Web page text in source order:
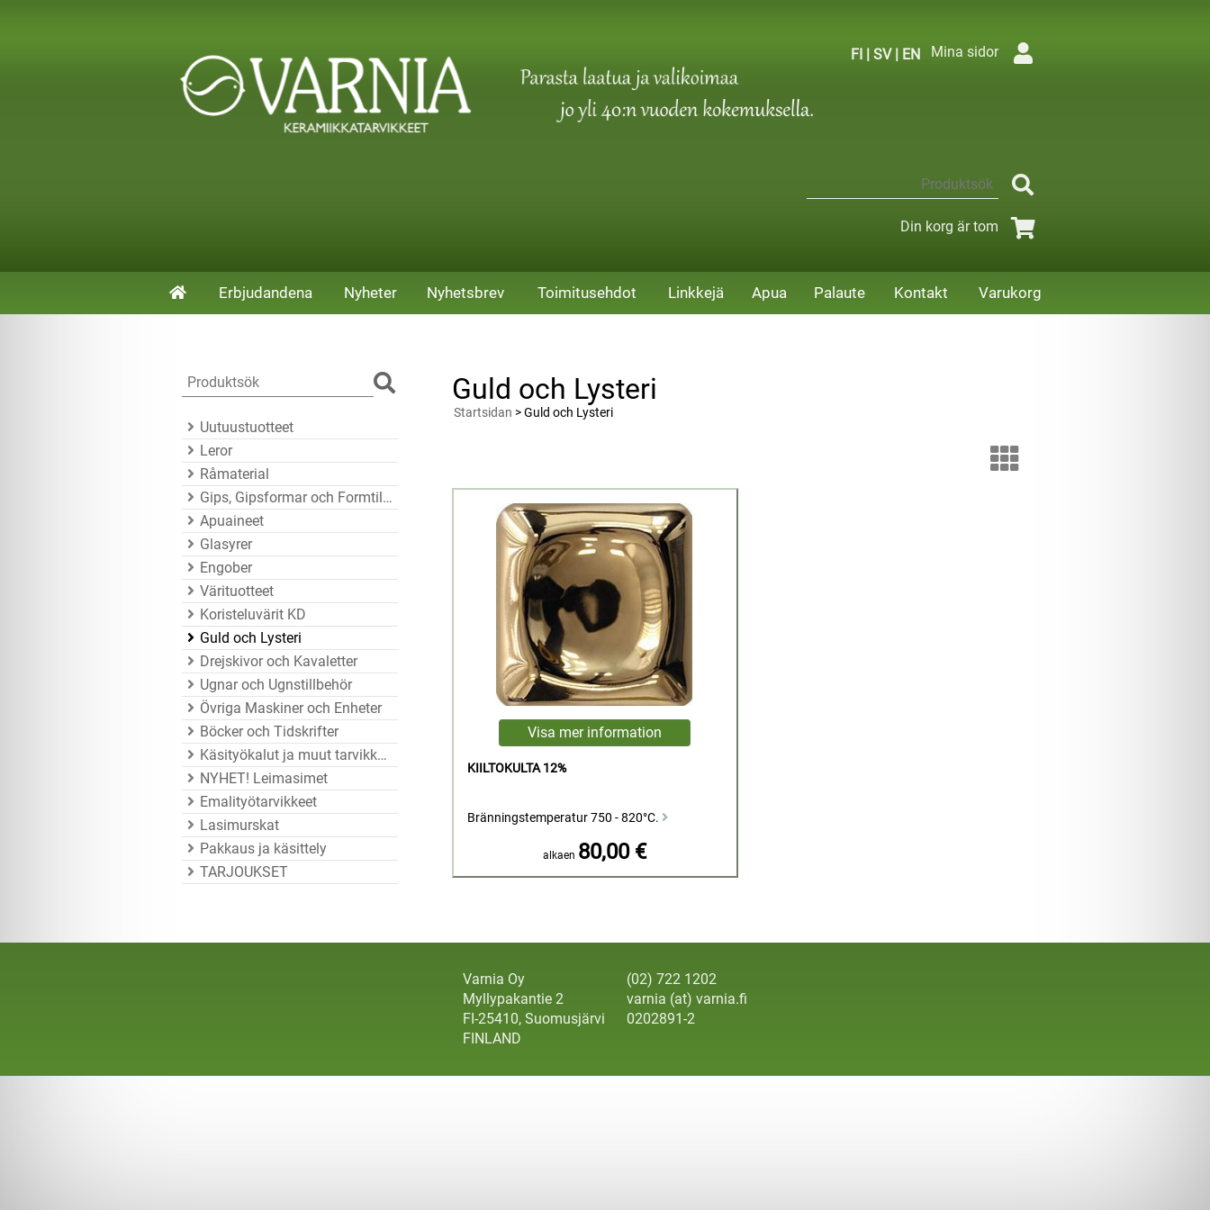
FI | SV| EN Mina sidor
Din korg är tom
Erbjudandena Nyheter Nyhetsbrev Toimitusehdot Linkkejä Apua Palaute Kontakt Varukorg
Uutuustuotteet
Leror
Råmaterial
Gips, Gipsformar och Formtillbehör
Apuaineet
Glasyrer
Engober
Värituotteet
Koristeluvärit KD
Guld och Lysteri
Drejskivor och Kavaletter
Ugnar och Ugnstillbehör
Övriga Maskiner och Enheter
Böcker och Tidskrifter
Käsityökalut ja muut tarvikkeet
NYHET! Leimasimet
Emalityötarvikkeet
Lasimurskat
Pakkaus ja käsittely
TARJOUKSET
Guld och Lysteri
Startsidan > Guld och Lysteri
KIILTOKULTA 12%
Bränningstemperatur 750 - 820°C.
alkaen 80,00 €
Varnia Oy
Myllypakantie 2
FI-25410, Suomusjärvi
FINLAND
(02) 722 1202
varnia (at) varnia.fi
0202891-2